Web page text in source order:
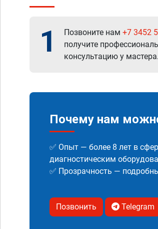
1 Позвоните нам +7 3452
получите
консультацию у мастера.
Почему нам
✅ Опыт — более 8 лет в
диагностическим
✅ Прозрачность —
Позвонить Telegram